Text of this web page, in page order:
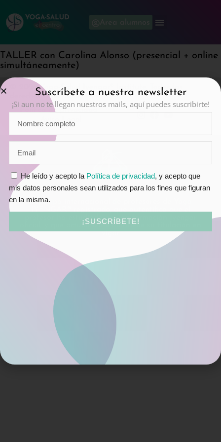
TALLER con Carolina Alonso (presencial + online
simultáneamente)
© 2026 Yoga-Salud Iyengar® Institute. Todos los
derechos reservados.
Política de privacidad
Aviso Legal
Logotipo internacional de profesores de Yoga
IYENGAR® registrado, que autentifica que el
profesor ha estudiado en una formación Iyengar
oficial, y que actualmente mantiene su titulación en
vigor
Suscríbete a nuestra newsletter
¡Si aun no te llegan nuestros mails, aquí puedes suscribirte!
He leído y acepto la Política de privacidad, y acepto que
mis datos personales sean utilizados para los fines que figuran
en la misma.
¡SUSCRÍBETE!